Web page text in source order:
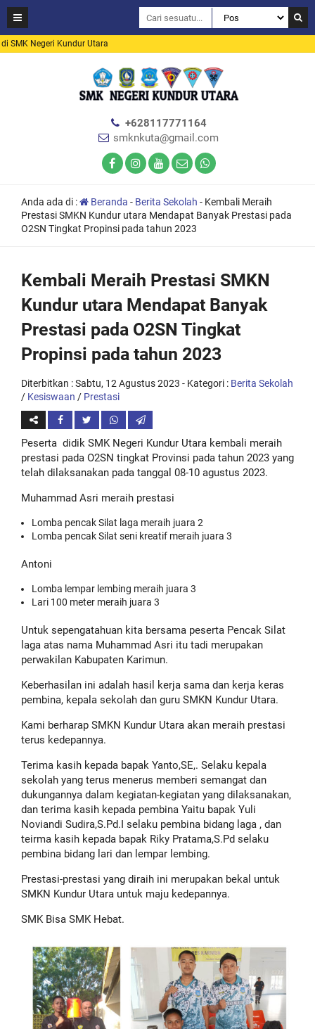
Negeri Kundur Utara
+628117771164
smknkuta@gmail.com
Anda ada di : Beranda - Berita Sekolah - Kembali Meraih
Prestasi SMKN Kundur utara Mendapat Banyak Prestasi pada
O2SN Tingkat Propinsi pada tahun 2023
Kembali Meraih Prestasi SMKN
Kundur utara Mendapat Banyak
Prestasi pada O2SN Tingkat
Propinsi pada tahun 2023
Diterbitkan :Sabtu, 12 Agustus 2023 - Kategori : Berita Sekolah
/ Kesiswaan / Prestasi
Peserta didik SMK Negeri Kundur Utara kembali meraih
prestasi pada O2SN tingkat Provinsi pada tahun 2023 yang
telah dilaksanakan pada tanggal 08-10 agustus 2023.
Muhammad Asri meraih prestasi
Lomba pencak Silat laga meraih juara 2
Lomba pencak Silat seni kreatif meraih juara 3
Antoni
Lomba lempar lembing meraih juara 3
Lari 100 meter meraih juara 3
Untuk sepengatahuan kita bersama peserta Pencak Silat
laga atas nama Muhammad Asri itu tadi merupakan
perwakilan Kabupaten Karimun.
Keberhasilan ini adalah hasil kerja sama dan kerja keras
pembina, kepala sekolah dan guru SMKN Kundur Utara.
Kami berharap SMKN Kundur Utara akan meraih prestasi
terus kedepannya.
Terima kasih kepada bapak Yanto,SE,. Selaku kepala
sekolah yang terus menerus memberi semangat dan
dukungannya dalam kegiatan-kegiatan yang dilaksanakan,
dan terima kasih kepada pembina Yaitu bapak Yuli
Noviandi Sudira,S.Pd.I selaku pembina bidang laga , dan
teirma kasih kepada bapak Riky Pratama,S.Pd selaku
pembina bidang lari dan lempar lembing.
Prestasi-prestasi yang diraih ini merupakan bekal untuk
SMKN Kundur Utara untuk maju kedepannya.
SMK Bisa SMK Hebat.